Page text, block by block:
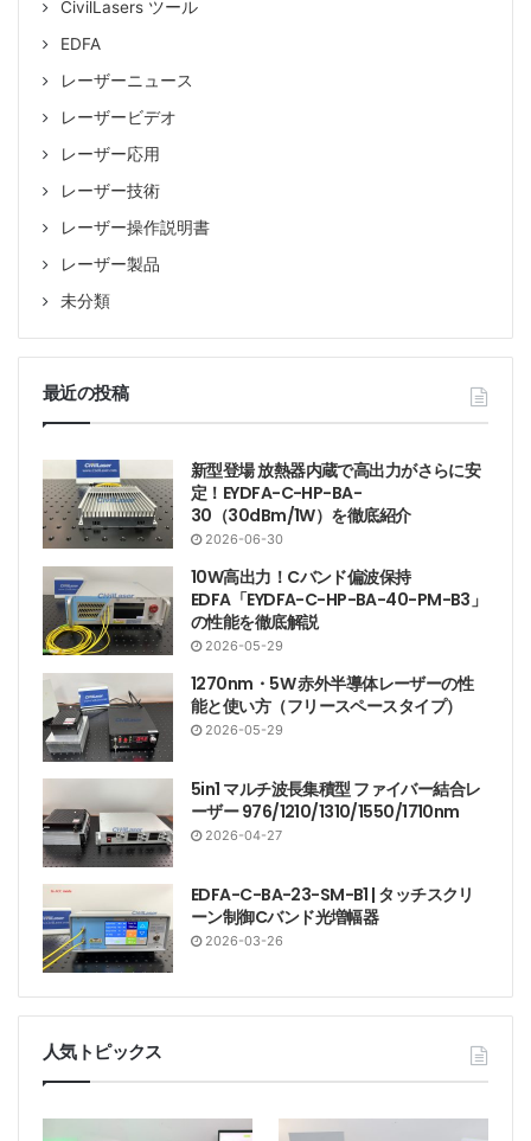
CivilLasers ツール
EDFA
レーザーニュース
レーザービデオ
レーザー応用
レーザー技術
レーザー操作説明書
レーザー製品
未分類
最近の投稿
新型登場 放熱器内蔵で高出力がさらに安
定！EYDFA-C-HP-BA-
30（30dBm/1W）を徹底紹介
2026-06-30
10W高出力！Cバンド偏波保持
EDFA「EYDFA-C-HP-BA-40-PM-B3」
の性能を徹底解説
2026-05-29
1270nm・5W 赤外半導体レーザーの性
能と使い方（フリースペースタイプ）
2026-05-29
5in1 マルチ波長集積型 ファイバー結合レ
ーザー 976/1210/1310/1550/1710nm
2026-04-27
EDFA-C-BA-23-SM-B1 | タッチスクリ
ーン制御Cバンド光増幅器
2026-03-26
人気トピックス